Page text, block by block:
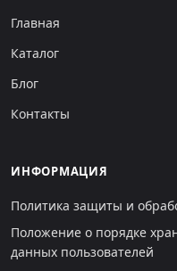
Главная
Каталог
Блог
Контакты
ИНФОРМАЦИЯ
Политика защиты и
Положение о порядке
данных пользователей